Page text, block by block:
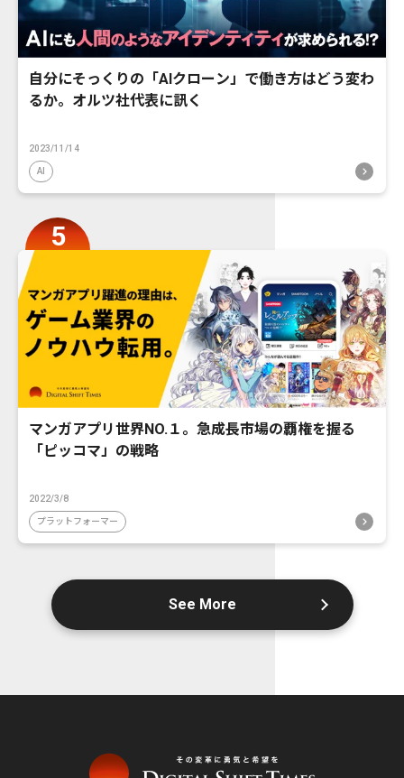
自分にそっくりの「AIクローン」で働き方はどう変わ
るか。オルツ社代表に訊く
2023/11/14
AI
マンガアプリ世界NO.１。急成長市場の覇権を握る
「ピッコマ」の戦略
2022/3/8
プラットフォーマー
See More